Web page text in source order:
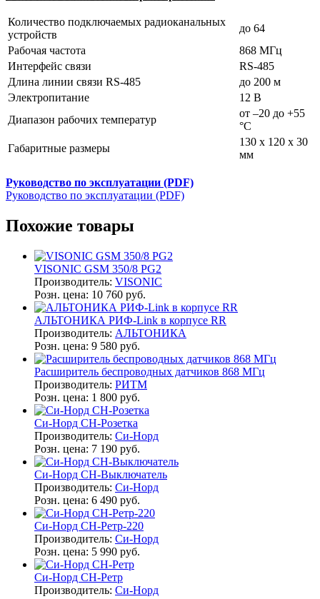
Количество подключаемых радиоканальных
устройств
до 64
Рабочая частота
868 МГц
Интерфейс связи
RS-485
Длина линии связи RS-485
до 200 м
Электропитание
12 В
Диапазон рабочих температур
от –20 до +55
°С
Габаритные размеры
130 x 120 x 30
мм
Руководство по эксплуатации (PDF)
Руководство по эксплуатации (PDF)
Похожие товары
VISONIC GSM 350/8 PG2
Производитель: VISONIC
Розн. цена: 10 760 руб.
АЛЬТОНИКА РИФ-Link в корпусе RR
Производитель: АЛЬТОНИКА
Розн. цена: 9 580 руб.
Расширитель беспроводных датчиков 868 МГц
Производитель: РИТМ
Розн. цена: 1 800 руб.
Си-Норд СН-Розетка
Производитель: Си-Норд
Розн. цена: 7 190 руб.
Си-Норд СН-Выключатель
Производитель: Си-Норд
Розн. цена: 6 490 руб.
Си-Норд СН-Ретр-220
Производитель: Си-Норд
Розн. цена: 5 990 руб.
Си-Норд СН-Ретр
Производитель: Си-Норд